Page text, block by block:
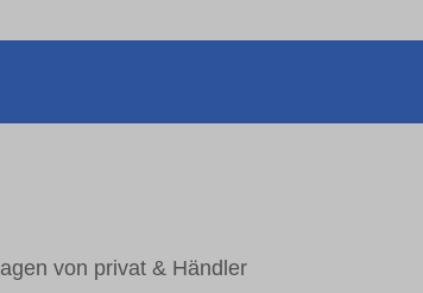
von privat & Händler